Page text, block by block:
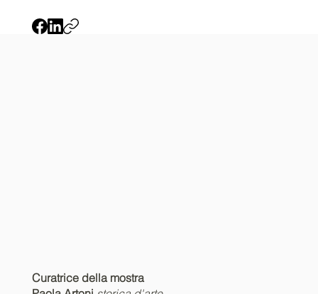
Curatrice della mostra